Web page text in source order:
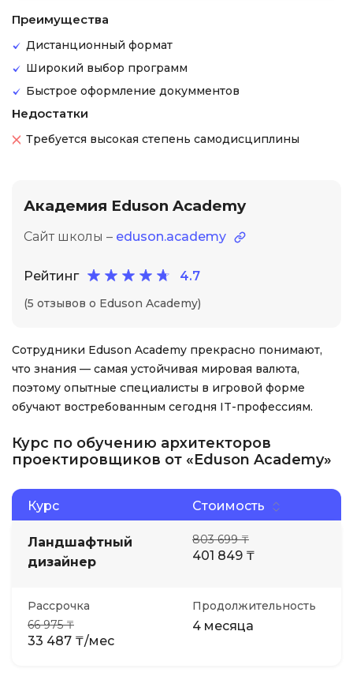
Преимущества
Дистанционный формат
Широкий выбор программ
Быстрое оформление докумментов
Недостатки
Требуется высокая степень самодисциплины
Академия Eduson Academy
Сайт школы – eduson.academy
Рейтинг 4.7
(5 отзывов о Eduson Academy)
Сотрудники Eduson Academy прекрасно понимают,
что знания — самая устойчивая мировая валюта,
поэтому опытные специалисты в игровой форме
обучают востребованным сегодня IT-профессиям.
Курс по обучению архитекторов
проектировщиков от «Eduson Academy»
Курс Стоимость
Ландшафтный
дизайнер
803 699 ₸
401 849 ₸
Рассрочка
66 975 ₸
33 487 ₸/мес
Продолжительность
4 месяца